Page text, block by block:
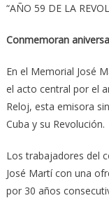
“AÑO 59 DE LA
Conmemoran
En el Memorial José
el acto central por el
Reloj, esta emisora
Cuba y su Revolución.
Los trabajadores del
José Martí con una
por 30 años